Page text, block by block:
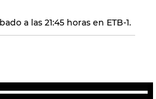
a las 21:45 horas en ETB-1.